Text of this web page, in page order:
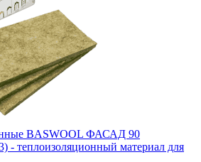
BASWOOL ФАСАД 90
- теплоизоляционный материал для